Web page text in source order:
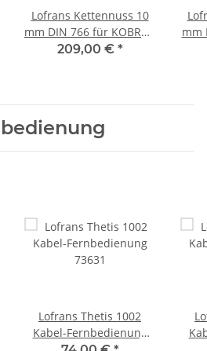
Lofrans Kettennuss 10
mm DIN 766 für KOBRA /
CAYMAN / TIGRES /
209,00 € *
mm
Lofrans Thetis 1002
Kabel-Fernbedienung